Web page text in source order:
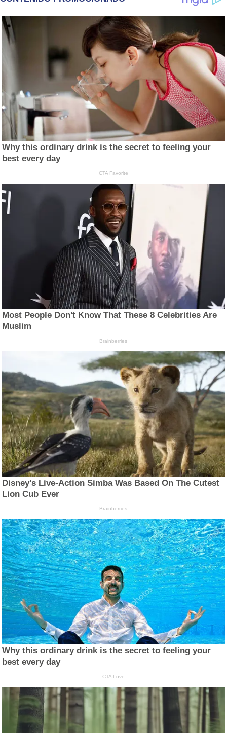
Why this ordinary drink is the secret to feeling your
best every day
CTA Favorite
Most People Don't Know That These 8 Celebrities Are
Muslim
Brainberries
Disney’s Live-Action Simba Was Based On The Cutest
Lion Cub Ever
Brainberries
Why this ordinary drink is the secret to feeling your
best every day
CTA Love